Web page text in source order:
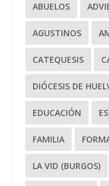
ABUELOS
AGUSTINOS
CATEQUESIS
DIÓCESIS DE
EDUCACIÓN
FAMILIA
LA VID (BURGOS)